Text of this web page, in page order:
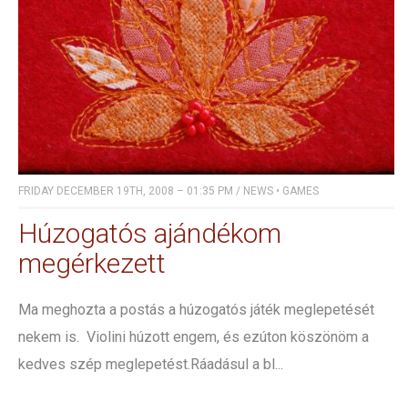
FRIDAY DECEMBER 19TH, 2008 – 01:35 PM / NEWS • GAMES
Húzogatós ajándékom
megérkezett
Ma meghozta a postás a húzogatós játék meglepetését
nekem is. Violini húzott engem, és ezúton köszönöm a
kedves szép meglepetést.Ráadásul a bl...